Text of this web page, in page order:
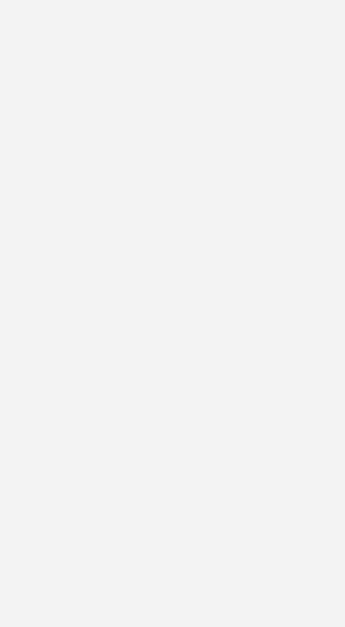
Newsletter bin ich damit einverstanden, über
und Online-Angebote
& Co. KG
jederzeit widerrufen und eine Abmeldung ist
zum Umgang mit Daten finden Sie